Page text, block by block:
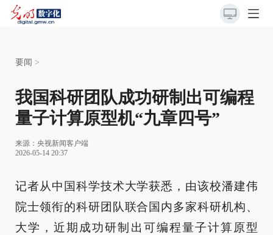
要闻 >
我国科研团队成功研制出可编程
量子计算原型机“九章四号”
来源： 央视新闻客户端
2026-05-14 20:37
记者从中国科学技术大学获悉，由该校潘建伟
院士领衔的科研团队联合国内多家科研机构、
大学，近期成功研制出可编程量子计算原型